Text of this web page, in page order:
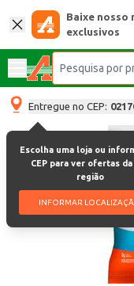
Baixe nosso
exclusivos
Entregue no CEP:
Escolha uma loja ou
CEP para ver ofertas da
região
INFORMAR